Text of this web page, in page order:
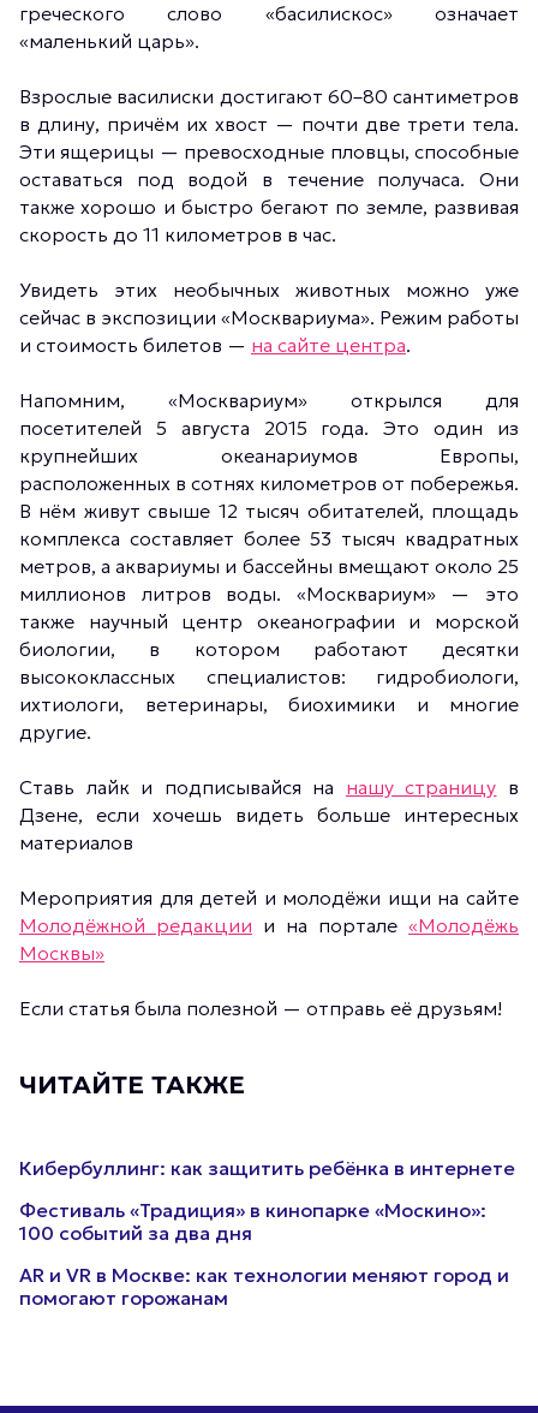
греческого слово «басилискос» означает
«маленький царь».
Взрослые василиски достигают 60–80 сантиметров
в длину, причём их хвост — почти две трети тела.
Эти ящерицы — превосходные пловцы, способные
оставаться под водой в течение получаса. Они
также хорошо и быстро бегают по земле, развивая
скорость до 11 километров в час.
Увидеть этих необычных животных можно уже
сейчас в экспозиции «Москвариума». Режим работы
и стоимость билетов — на сайте центра.
Напомним, «Москвариум» открылся для
посетителей 5 августа 2015 года. Это один из
крупнейших океанариумов Европы,
расположенных в сотнях километров от побережья.
В нём живут свыше 12 тысяч обитателей, площадь
комплекса составляет более 53 тысяч квадратных
метров, а аквариумы и бассейны вмещают около 25
миллионов литров воды. «Москвариум» — это
также научный центр океанографии и морской
биологии, в котором работают десятки
высококлассных специалистов: гидробиологи,
ихтиологи, ветеринары, биохимики и многие
другие.
Ставь лайк и подписывайся на нашу страницу в
Дзене, если хочешь видеть больше интересных
материалов
Мероприятия для детей и молодёжи ищи на сайте
Молодёжной редакции и на портале «Молодёжь
Москвы»
Если статья была полезной — отправь её друзьям!
ЧИТАЙТЕ ТАКЖЕ
Кибербуллинг: как защитить ребёнка в интернете
Фестиваль «Традиция» в кинопарке «Москино»:
100 событий за два дня
AR и VR в Москве: как технологии меняют город и
помогают горожанам